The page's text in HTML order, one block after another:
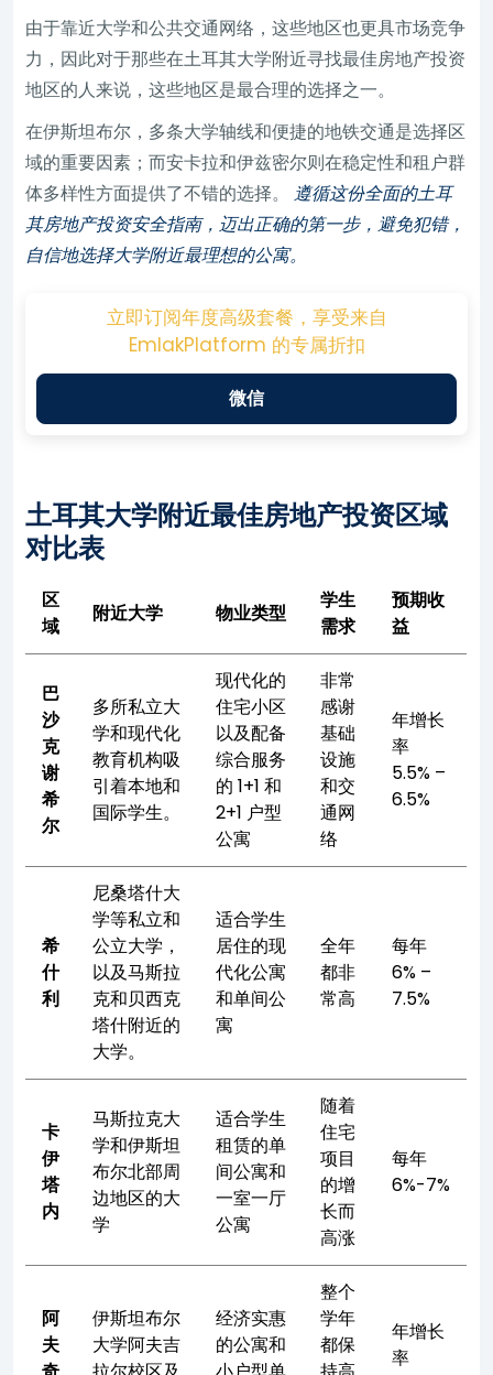
由于靠近大学和公共交通网络，这些地区也更具市场竞争
力，因此对于那些在土耳其大学附近寻找最佳房地产投资
地区的人来说，这些地区是最合理的选择之一。
在伊斯坦布尔，多条大学轴线和便捷的地铁交通是选择区
域的重要因素；而安卡拉和伊兹密尔则在稳定性和租户群
体多样性方面提供了不错的选择。遵循这份全面的土耳
其房地产投资安全指南，迈出正确的第一步，避免犯错，
自信地选择大学附近最理想的公寓。
立即订阅年度高级套餐，享受来自
EmlakPlatform 的专属折扣
微信
土耳其大学附近最佳房地产投资区域
对比表
区
域
附近大学 物业类型
学生
需求
预期收
益
巴
沙
克
谢
希
尔
多所私立大
学和现代化
教育机构吸
引着本地和
国际学生。
现代化的
住宅小区
以及配备
综合服务
的 1+1 和
2+1 户型
公寓
非常
感谢
基础
设施
和交
通网
络
年增长
率
5.5% –
6.5%
希
什
利
尼桑塔什大
学等私立和
公立大学，
以及马斯拉
克和贝西克
塔什附近的
大学。
适合学生
居住的现
代化公寓
和单间公
寓
全年
都非
常高
每年
6% –
7.5%
卡
伊
塔
内
马斯拉克大
学和伊斯坦
布尔北部周
边地区的大
学
适合学生
租赁的单
间公寓和
一室一厅
公寓
随着
住宅
项目
的增
长而
高涨
每年
6%-7%
阿
夫
伊斯坦布尔
大学阿夫吉
经济实惠
的公寓和
整个
学年
都保
年增长
率